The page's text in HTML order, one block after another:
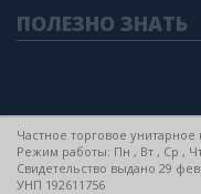
ПОЛЕЗНО ЗНАТЬ
Частное торговое
Режим работы: Пн , Вт , Ср ,
Свидетельство выдано 29
УНП 192611756